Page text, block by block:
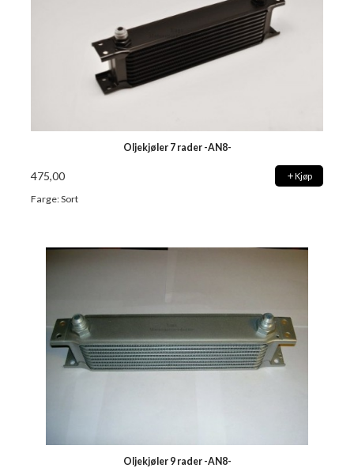
Oljekjøler 7 rader -AN8-
475,00 Kjøp
Farge: Sort
Oljekjøler 9 rader -AN8-